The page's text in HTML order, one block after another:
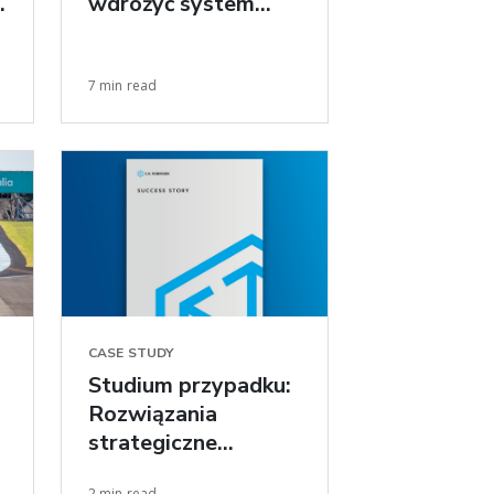
7 min read
CASE STUDY
Studium przypadku:
Rozwiązania
strategiczne